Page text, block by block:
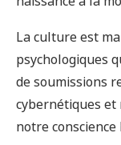
La culture est
psychologiques
de soumissions
cybernétiques
notre conscience